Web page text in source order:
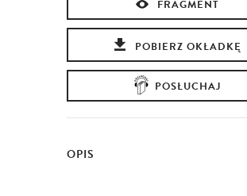
FRAGMENT
POBIERZ OKŁADKĘ
POSŁUCHAJ
OPIS